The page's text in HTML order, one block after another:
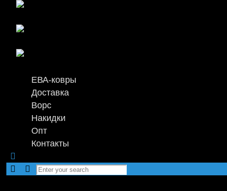
ЕВА-ковры
Доставка
Ворс
Накидки
Опт
Контакты